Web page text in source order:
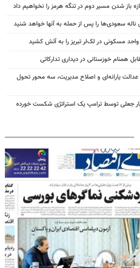
باز شدن مسیر دوم در تنگه هرمز را نخواهیم داد
سعودی‌ها را پس از حمله به آنها خواهد شنید
مسکونی در لک‌لر تبریز را به آتش کشید
همنام خوزستانی در دیداری تدارکاتی
یارانه‌ای و اصلاح مدیریت، سه محور تحول
جعلی توسط ترامپ یک استراتژی شکست خورده